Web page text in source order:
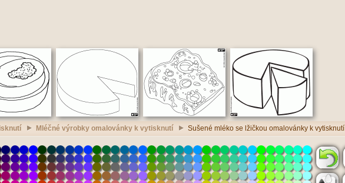
Mléčné výrobky omalovánky k vytisknutí Sušené mléko se lžičkou omalovánky k vytisknutí